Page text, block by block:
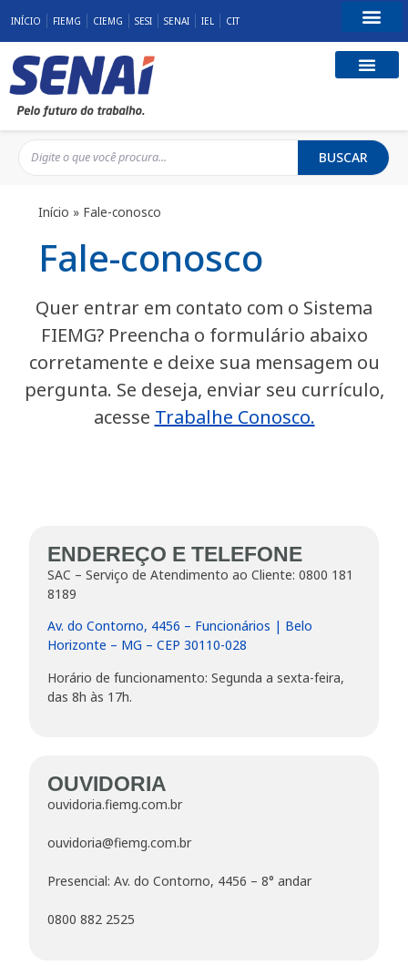
INÍCIO FIEMG CIEMG SESI SENAI IEL CIT
BUSCAR
Início » Fale-conosco
Fale-conosco
Quer entrar em contato com o Sistema
FIEMG? Preencha o formulário abaixo
corretamente e deixe sua mensagem ou
pergunta. Se deseja, enviar seu currículo,
acesse Trabalhe Conosco.
ENDEREÇO E TELEFONE
SAC – Serviço de Atendimento ao Cliente:0800 181
8189
Av. do Contorno, 4456 – Funcionários | Belo
Horizonte – MG – CEP 30110-028
Horário de funcionamento: Segunda a sexta-feira,
das 8h às 17h.
OUVIDORIA
ouvidoria.fiemg.com.br
ouvidoria@fiemg.com.br
Presencial: Av. do Contorno, 4456 – 8° andar
0800 882 2525